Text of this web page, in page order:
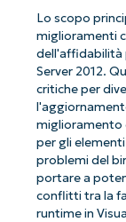
Lo scopo
miglioramenti
dell'affidabilità
Server 2012.
critiche per
miglioramento
per gli
problemi del
portare a
conflitti tra la
runtime in